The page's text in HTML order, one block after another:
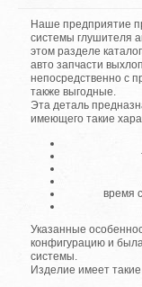
Наше предприятие
системы глушителя
этом разделе
авто запчасти
непосредственно с
также выгодные.
Эта деталь
имеющего такие
время
Указанные
конфигурацию и
системы.
Изделие имеет